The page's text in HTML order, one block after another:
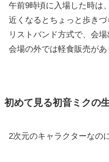
午前9時頃に入場した時は
近くなるとちょっと歩きづ
リストバンド方式で、会
会場の外では軽食販売があ
初めて見る初音ミクの
2次元のキャラクターなの